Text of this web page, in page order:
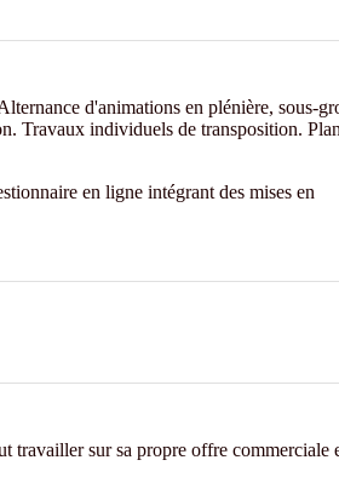
d'animations en plénière, sous-
Travaux individuels de transposition. Plan
en ligne intégrant des mises en
travailler sur sa propre offre commerciale